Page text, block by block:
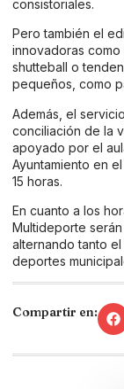
consistoriales.
Pero también el
innovadoras
shutteball o
pequeños, como
Además, el
conciliación de la
apoyado por el
Ayuntamiento en
15 horas.
En cuanto a los
Multideporte
alternando tanto
deportes
Compartir en: